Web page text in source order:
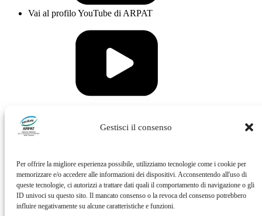
Gestisci il consenso
Per offrire la migliore esperienza possibile, utilizziamo tecnologie come i cookie per
memorizzare e/o accedere alle informazioni dei dispositivi. Acconsentendo all'uso di
queste tecnologie, ci autorizzi a trattare dati quali il comportamento di navigazione o gli
ID univoci su questo sito. Il mancato consenso o la revoca del consenso potrebbero
influire negativamente su alcune caratteristiche e funzioni.
Vai al profilo YouTube di ARPAT
Vai al profilo Issuu di ARPAT